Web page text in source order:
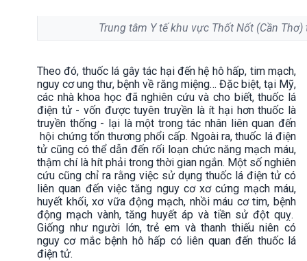
Trung tâm Y tế khu vực Thốt Nốt (Cần
Theo đó, thuốc lá gây tác hại đến hệ hô hấp, tim mạch,
nguy cơ ung thư, bệnh về răng miệng… Đặc biệt, tại Mỹ,
các nhà khoa học đã nghiên cứu và cho biết, thuốc lá
điện tử - vốn được tuyên truyền là ít hại hơn thuốc là
truyền thống - lại là một trong tác nhân liên quan đến
hội chứng tổn thương phổi cấp. Ngoài ra, thuốc lá điện
tử cũng có thể dẫn đến rối loạn chức năng mạch máu,
thậm chí là hít phải trong thời gian ngắn. Một số nghiên
cứu cũng chỉ ra rằng việc sử dụng thuốc lá điện tử có
liên quan đến việc tăng nguy cơ xơ cứng mạch máu,
huyết khối, xơ vữa động mạch, nhồi máu cơ tim, bệnh
động mạch vành, tăng huyết áp và tiền sử đột quỵ.
Giống như người lớn, trẻ em và thanh thiếu niên có
nguy cơ mắc bệnh hô hấp có liên quan đến thuốc lá
điện tử.